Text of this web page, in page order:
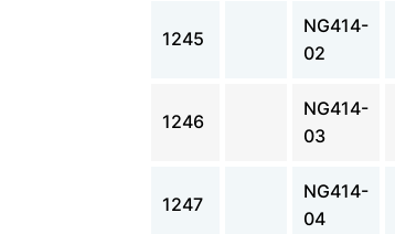
1245
NG414-
02
1246
NG414-
03
1247
NG414-
04